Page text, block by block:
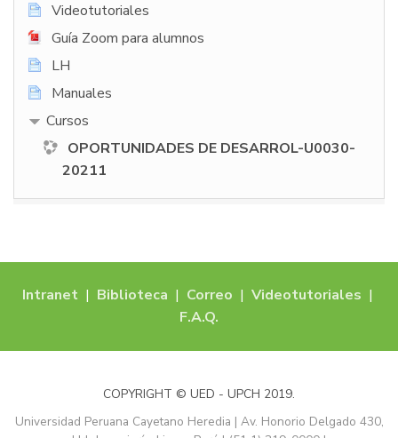
Videotutoriales
Guía Zoom para alumnos
LH
Manuales
Cursos
OPORTUNIDADES DE DESARROL-U0030-
20211
Intranet| Biblioteca | Correo | Videotutoriales |
F.A.Q.
COPYRIGHT © UED - UPCH 2019.
Universidad Peruana Cayetano Heredia | Av. Honorio Delgado 430,